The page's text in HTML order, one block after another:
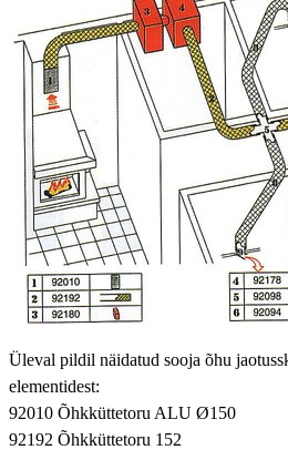
Üleval pildil näidatud sooja õhu
elementidest:
92010 Õhkküttetoru ALU Ø150
92192 Õhkküttetoru 152